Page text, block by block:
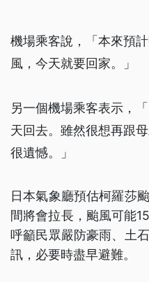
機場乘客說，「本來預
風，今天就要回家。」
另一個機場乘客表示，
天回去。雖然很想再跟
很遺憾。」
日本氣象廳預估柯羅莎
間將會拉長，颱風可能
呼籲民眾嚴防豪雨、土
訊，必要時盡早避難。